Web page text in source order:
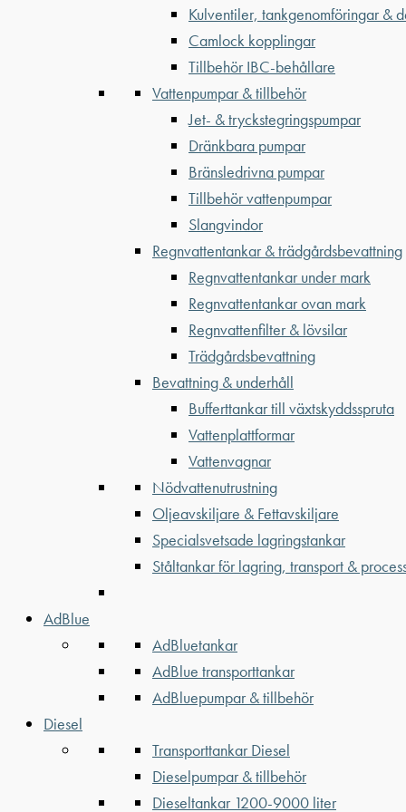
Kulventiler, tankgenomföringar &
Camlock kopplingar
Tillbehör IBC-behållare
Vattenpumpar & tillbehör
Jet- & tryckstegringspumpar
Dränkbara pumpar
Bränsledrivna pumpar
Tillbehör vattenpumpar
Slangvindor
Regnvattentankar & trädgårdsbevattning
Regnvattentankar under mark
Regnvattentankar ovan mark
Regnvattenfilter & lövsilar
Trädgårdsbevattning
Bevattning & underhåll
Bufferttankar till växtskyddsspruta
Vattenplattformar
Vattenvagnar
Nödvattenutrustning
Oljeavskiljare & Fettavskiljare
Specialsvetsade lagringstankar
Ståltankar för lagring, transport &
AdBlue
AdBluetankar
AdBlue transporttankar
AdBluepumpar & tillbehör
Diesel
Transporttankar Diesel
Dieselpumpar & tillbehör
Dieseltankar 1200-9000 liter